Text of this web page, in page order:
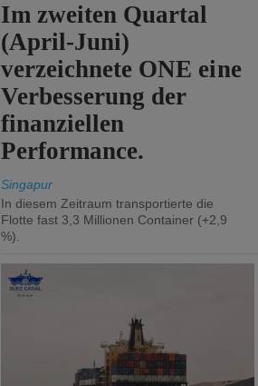
Im zweiten Quartal
(April-Juni)
verzeichnete ONE eine
Verbesserung der
finanziellen
Performance.
Singapur
In diesem Zeitraum transportierte die
Flotte fast 3,3 Millionen Container (+2,9
%).